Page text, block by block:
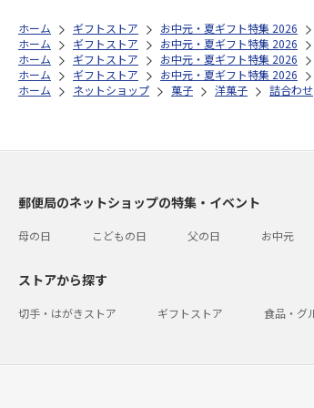
ホーム ギフトストア お中元・夏ギフト特集 2026
ホーム
ギフトストア お中元・夏ギフト特集 2026
ホーム
ギフトストア お中元・夏ギフト特集 2026
ホーム
ギフトストア お中元・夏ギフト特集 2026
ホーム
ネットショップ 菓子 洋菓子 詰合わせ
郵便局のネットショップの特集・イベント
母の日 こどもの日 父の日 お中元
ストアから探す
切手・はがきストア ギフトストア 食品・グ